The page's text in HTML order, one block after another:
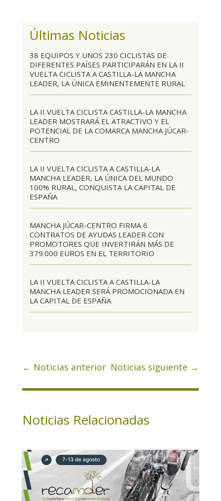
Últimas Noticias
38 EQUIPOS Y UNOS 230 CICLISTAS DE
DIFERENTES PAÍSES PARTICIPARÁN EN LA II
VUELTA CICLISTA A CASTILLA-LA MANCHA
LEADER, LA ÚNICA EMINENTEMENTE RURAL
LA II VUELTA CICLISTA CASTILLA-LA MANCHA
LEADER MOSTRARÁ EL ATRACTIVO Y EL
POTENCIAL DE LA COMARCA MANCHA JÚCAR-
CENTRO
LA II VUELTA CICLISTA A CASTILLA-LA
MANCHA LEADER, LA ÚNICA DEL MUNDO
100% RURAL, CONQUISTA LA CAPITAL DE
ESPAÑA
MANCHA JÚCAR-CENTRO FIRMA 6
CONTRATOS DE AYUDAS LEADER CON
PROMOTORES QUE INVERTIRÁN MÁS DE
379.000 EUROS EN EL TERRITORIO
LA II VUELTA CICLISTA A CASTILLA-LA
MANCHA LEADER SERÁ PROMOCIONADA EN
LA CAPITAL DE ESPAÑA
← Noticias anterior Noticias siguiente →
Noticias Relacionadas